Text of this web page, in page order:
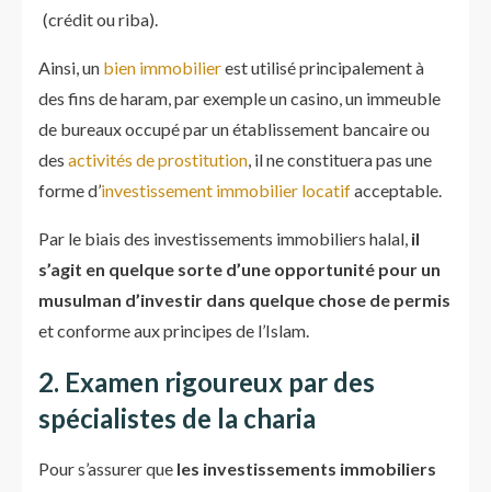
(crédit ou riba).
Ainsi, un bien immobilierest utilisé principalement à
des fins de haram, par exemple un casino, un immeuble
de bureaux occupé par un établissement bancaire ou
des activités de prostitution, il ne constituera pas une
forme d’investissement immobilier locatifacceptable.
Par le biais des investissements immobiliers halal, il
s’agit en quelque sorte d’une opportunité pour un
musulman d’investir dans quelque chose de permis
et conforme aux principes de l’Islam.
2. Examen rigoureux par des
spécialistes de la charia
Pour s’assurer que les investissements immobiliers